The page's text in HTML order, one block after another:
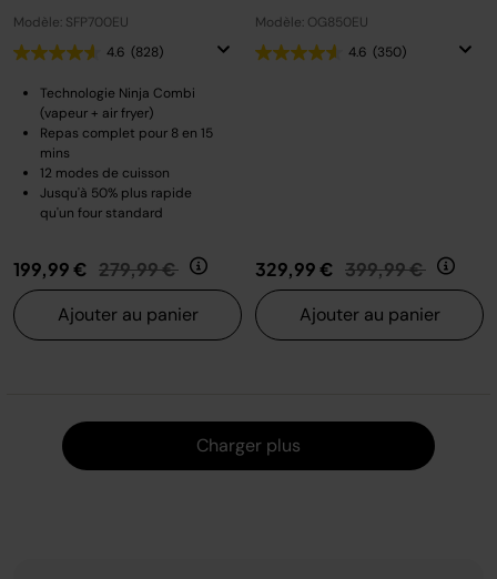
Modèle: SFP700EU
4.6 (828)
Technologie Ninja Combi
(vapeur + air fryer)
Repas complet pour 8 en 15
mins
12 modes de cuisson
Jusqu'à 50% plus rapide
qu'un four standard
199,99 € Prix réduit de
279,99 € au
Ajouter au panier
Modèle: OG850EU
4.6 (350)
329,99 € Prix réduit de
399,99 € au
Ajouter au panier
Charger plus